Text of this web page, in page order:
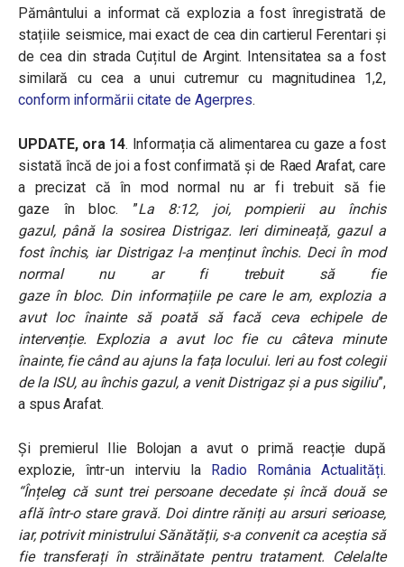
Pământului a informat că explozia a fost înregistrată de
stațiile seismice, mai exact de cea din cartierul Ferentari și
de cea din strada Cuțitul de Argint. Intensitatea sa a fost
similară cu cea a unui cutremur cu magnitudinea 1,2,
conform informării citate de Agerpres.
UPDATE, ora 14. Informația că alimentarea cu gaze a fost
sistată încă de joi a fost confirmată și de Raed Arafat, care
a precizat că în mod normal nu ar fitrebuit să fie
gaze înbloc. ”La8:12, joi, pompierii au închis
gazul, până la sosirea Distrigaz. Ieri dimineață, gazul a
fost închis, iar Distrigaz l-a menținut închis. Deci înmod
normal nu ar fitrebuit săfie
gaze înbloc. Din informațiilepe carele am, explozia a
avut loc înainte să poată să facăceva echipele de
intervenție. Explozia a avut loc fie cu câteva minute
înainte, fiecândau ajuns la fața locului. Ieri au fost colegii
de la ISU, au închisgazul, a venit Distrigaz șia pussigiliu”,
a spus Arafat.
Și premierul Ilie Bolojan a avut o primă reacție după
explozie, într-un interviu la Radio România Actualități.
“Înțeleg că sunt trei persoane decedate și încă două se
află într-o stare gravă. Doi dintre răniți au arsuri serioase,
iar, potrivit ministrului Sănătății, s-a convenit ca aceștia să
fie transferați în străinătate pentru tratament. Celelalte